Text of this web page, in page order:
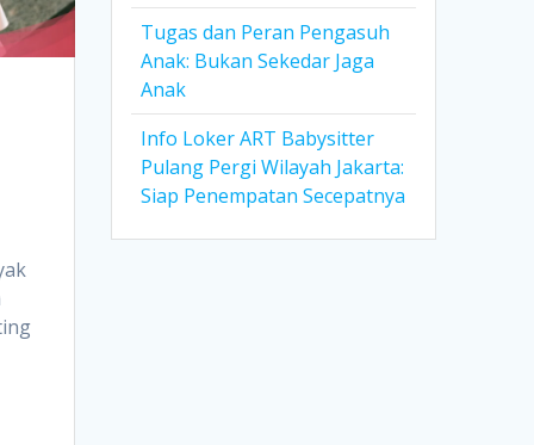
Tugas dan Peran Pengasuh
Anak: Bukan Sekedar Jaga
Anak
Info Loker ART Babysitter
Pulang Pergi Wilayah Jakarta:
Siap Penempatan Secepatnya